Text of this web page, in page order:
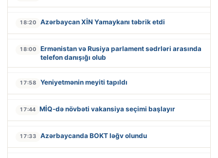
18:20 Azərbaycan XİN Yamaykanı təbrik etdi
18:00
Ermənistan və Rusiya parlament sədrləri arasında
telefon danışığı olub
17:58 Yeniyetmənin meyiti tapıldı
17:44 MİQ-də növbəti vakansiya seçimi başlayır
17:33 Azərbaycanda BOKT ləğv olundu